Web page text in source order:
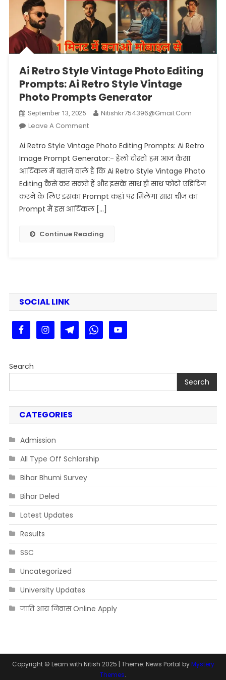
Ai Retro Style Vintage Photo Editing
Prompts: Ai Retro Style Vintage
Photo Prompts Generator
September 13, 2025
Nitishkr754396@gmail.com
Leave A CommentOn
Retro
Style
Vintage
Photo
Editing
Prompts:
Retro
Ai Retro Style Vintage Photo Editing Prompts: Ai Retro
Image Prompt Generator:- हेलो दोस्तों हम आज कैसा
आर्टिकल में बताने वाले हैं कि Ai Retro Style Vintage Photo
Editing कैसे कर सकते हैं और इसके साथ ही साथ फोटो एडिटिंग
करने के लिए इसका Prompt कहां पर मिलेगा सारा चीज का
Prompt मैं इस आर्टिकल […]
Continue Reading
SOCIAL LINK
Search
Search
CATEGORIES
Admission
All Type Off Schlorship
Bihar Bhumi Survey
Bihar Deled
Latest Updates
Results
SSC
Uncategorized
University Updates
जाति आय निवास Online Apply
Copyright © Learn with Nitish 2025 | Theme: News Portal byMystery
Themes.